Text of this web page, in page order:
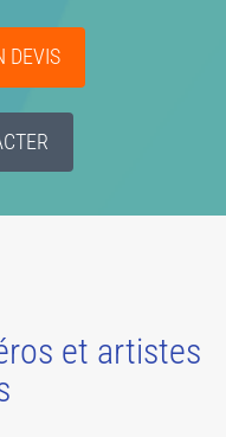
DEVIS
et artistes